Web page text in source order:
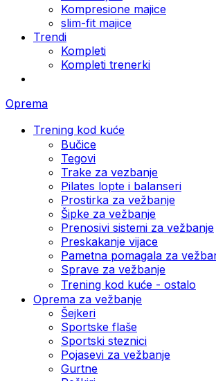
Kompresione majice
slim-fit majice
Trendi
Kompleti
Kompleti trenerki
Oprema
Trening kod kuće
Bučice
Tegovi
Trake za vezbanje
Pilates lopte i balanseri
Prostirka za vežbanje
Šipke za vežbanje
Prenosivi sistemi za vežbanje
Preskakanje vijace
Pametna pomagala za
Sprave za vežbanje
Trening kod kuće - ostalo
Oprema za vežbanje
Šejkeri
Sportske flaše
Sportski steznici
Pojasevi za vežbanje
Gurtne